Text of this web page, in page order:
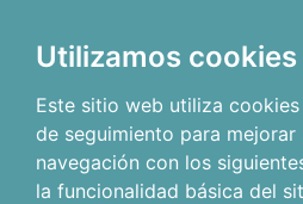
Utilizamos cookies
Este sitio web utiliza
de seguimiento para mejorar
navegación con los
la funcionalidad básica del